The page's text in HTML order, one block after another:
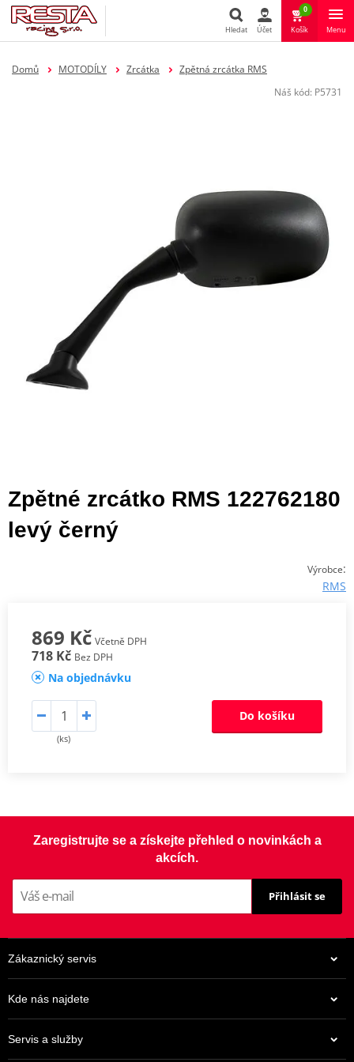
Hledat Účet
0
Košík Menu
Domů MOTODÍLY Zrcátka
Zpětná zrcátka RMS
Náš kód: P5731
Zpětné zrcátko RMS 122762180
levý černý
Výrobce:
RMS
869 Kč Včetně DPH
718 Kč Bez DPH
Na objednávku
(ks)
Do košíku
Zaregistrujte se a získejte přehled o novinkách a
akcích.
Přihlásit se
Zákaznický servis
Kde nás najdete
Servis a služby